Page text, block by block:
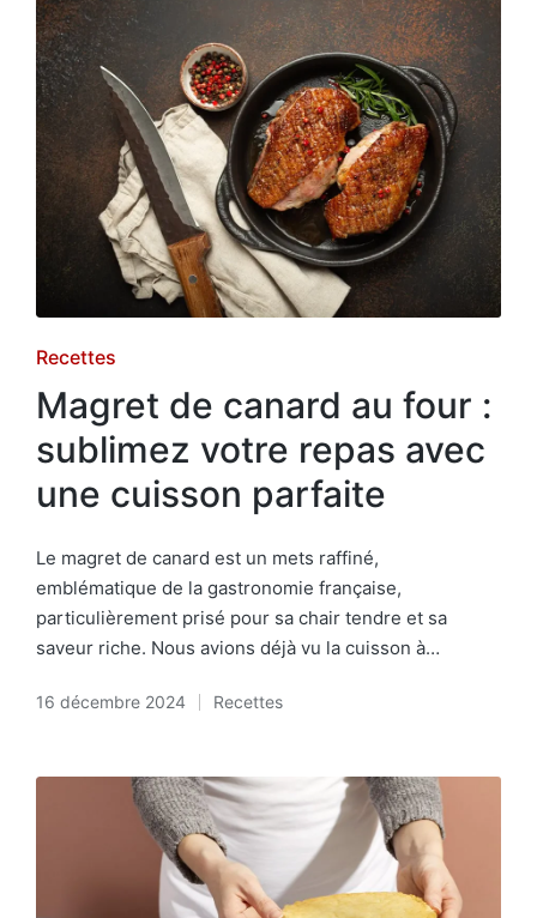
Posted
in
Recettes
Magret de canard au four :
sublimez votre repas avec
une cuisson parfaite
Le magret de canard est un mets raffiné,
emblématique de la gastronomie française,
particulièrement prisé pour sa chair tendre et sa
saveur riche. Nous avions déjà vu la cuisson à…
16 décembre 2024
Posted
Recettes